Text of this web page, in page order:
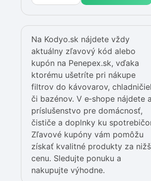
Na Kodyo.sk nájdete vždy
aktuálny zľavový kód alebo
kupón na Penepex.sk, vďaka
ktorému ušetríte pri nákupe
filtrov do kávovarov,
či bazénov. V e‑shope nájdete
príslušenstvo pre domácnosť,
čističe a doplnky ku
Zľavové kupóny vám pomôžu
získať kvalitné produkty za
cenu. Sledujte ponuku a
nakupujte výhodne.